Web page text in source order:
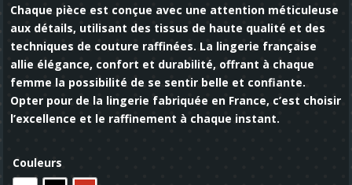
Chaque pièce est conçue avec une attention méticuleuse
aux détails, utilisant des tissus de haute qualité et des
techniques de couture raffinées. La lingerie française
allie élégance, confort et durabilité, offrant à chaque
femme la possibilité de se sentir belle et confiante.
Opter pour de la lingerie fabriquée en France, c’est choisir
l’excellence et le raffinement à chaque instant.
Couleurs